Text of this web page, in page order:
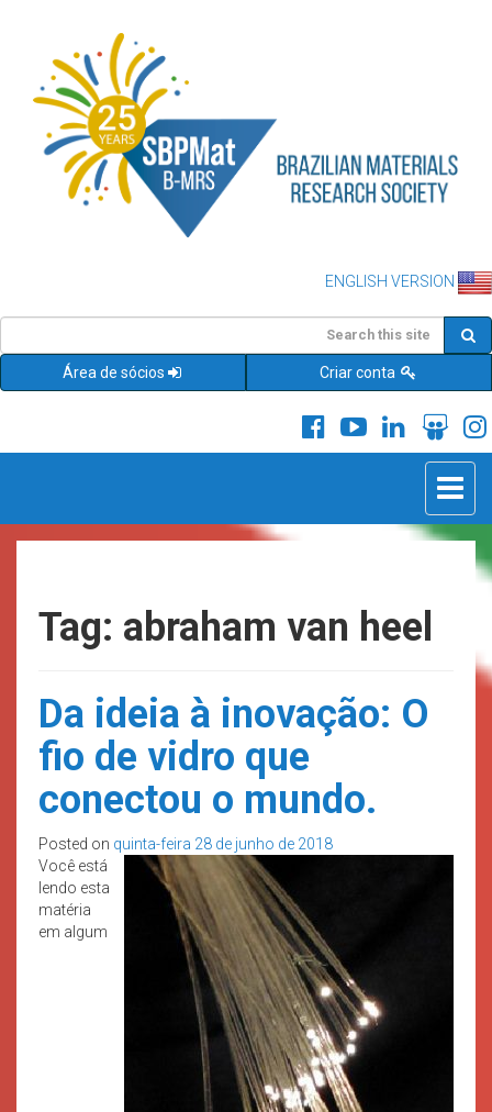
ENGLISH VERSION
Área de sócios Criar conta
Toggle
Tag: abraham van heel
Da ideia à inovação: O
fio de vidro que
conectou o mundo.
Posted on quinta-feira 28 de junho de 2018
Você está
lendo esta
matéria
em algum